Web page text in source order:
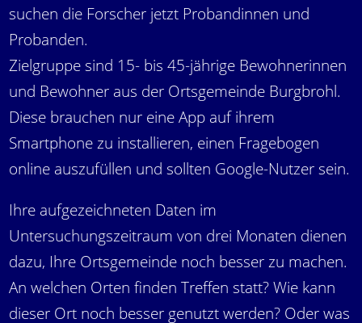
suchen die Forscher jetzt Probandinnen und
Probanden.
Zielgruppe sind 15- bis 45-jährige Bewohnerinnen
und Bewohner aus der Ortsgemeinde Burgbrohl.
Diese brauchen nur eine App auf ihrem
Smartphone zu installieren, einen Fragebogen
online auszufüllen und sollten Google-Nutzer sein.
Ihre aufgezeichneten Daten im
Untersuchungszeitraum von drei Monaten dienen
dazu, Ihre Ortsgemeinde noch besser zu machen.
An welchen Orten finden Treffen statt? Wie kann
dieser Ort noch besser genutzt werden? Oder was